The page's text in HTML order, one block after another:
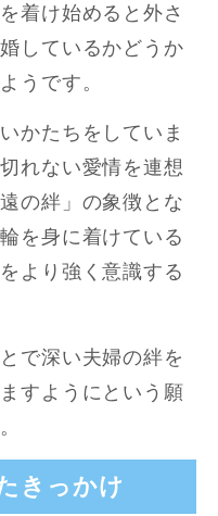
着け始めると外さ
しているかどうか
うです。
かたちをしていま
れない愛情を連想
の絆」の象徴とな
を身に着けている
より強く意識する
で深い夫婦の絆を
すようにという願
きっかけ